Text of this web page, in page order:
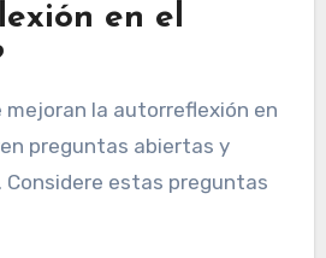
en el
mejoran la autorreflexión en
preguntas abiertas y
Considere estas preguntas